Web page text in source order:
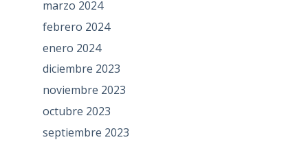
marzo 2024
febrero 2024
enero 2024
diciembre 2023
noviembre 2023
octubre 2023
septiembre 2023